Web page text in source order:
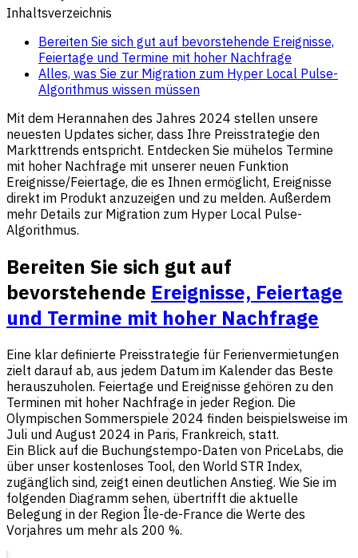
Inhaltsverzeichnis
Bereiten Sie sich gut auf bevorstehende Ereignisse,
Feiertage und Termine mit hoher Nachfrage
Alles, was Sie zur Migration zum Hyper Local Pulse-
Algorithmus wissen müssen
Mit dem Herannahen des Jahres 2024 stellen unsere
neuesten Updates sicher, dass Ihre Preisstrategie den
Markttrends entspricht. Entdecken Sie mühelos Termine
mit hoher Nachfrage mit unserer neuen Funktion
Ereignisse/Feiertage, die es Ihnen ermöglicht, Ereignisse
direkt im Produkt anzuzeigen und zu melden. Außerdem
mehr Details zur Migration zum Hyper Local Pulse-
Algorithmus.
Bereiten Sie sich gut auf
bevorstehende Ereignisse, Feiertage
und Termine mit hoher Nachfrage
Eine klar definierte Preisstrategie für Ferienvermietungen
zielt darauf ab, aus jedem Datum im Kalender das Beste
herauszuholen. Feiertage und Ereignisse gehören zu den
Terminen mit hoher Nachfrage in jeder Region. Die
Olympischen Sommerspiele 2024 finden beispielsweise im
Juli und August 2024 in Paris, Frankreich, statt.
Ein Blick auf die Buchungstempo-Daten von PriceLabs, die
über unser kostenloses Tool, den World STR Index,
zugänglich sind, zeigt einen deutlichen Anstieg. Wie Sie im
folgenden Diagramm sehen, übertrifft die aktuelle
Belegung in der Region Île-de-France die Werte des
Vorjahres um mehr als 200 %.